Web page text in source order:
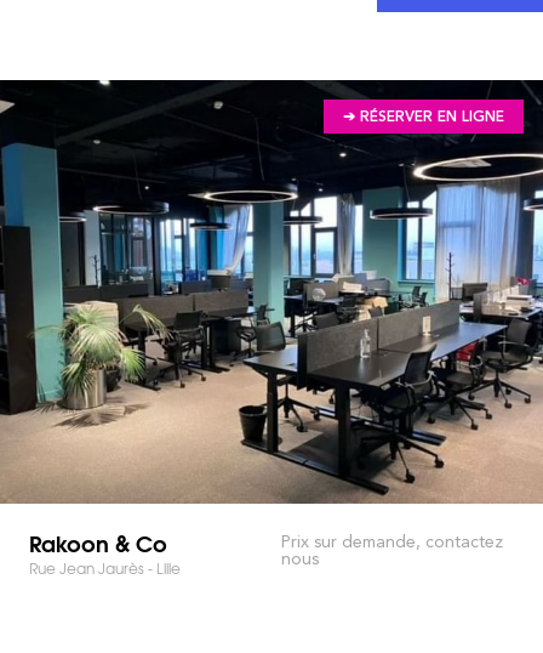
➔ RÉSERVER EN LIGNE
Rakoon & Co
Rue Jean Jaurès - Lille
Prix sur demande, contactez
nous